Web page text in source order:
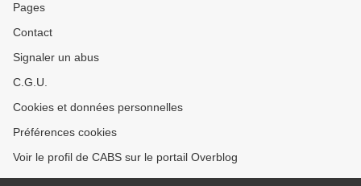
Pages
Contact
Signaler un abus
C.G.U.
Cookies et données personnelles
Préférences cookies
Voir le profil de CABS sur le portail Overblog